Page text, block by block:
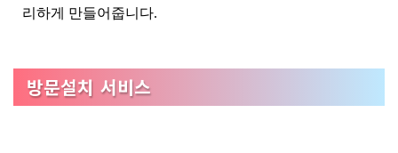
리하게 만들어줍니다.
방문설치 서비스